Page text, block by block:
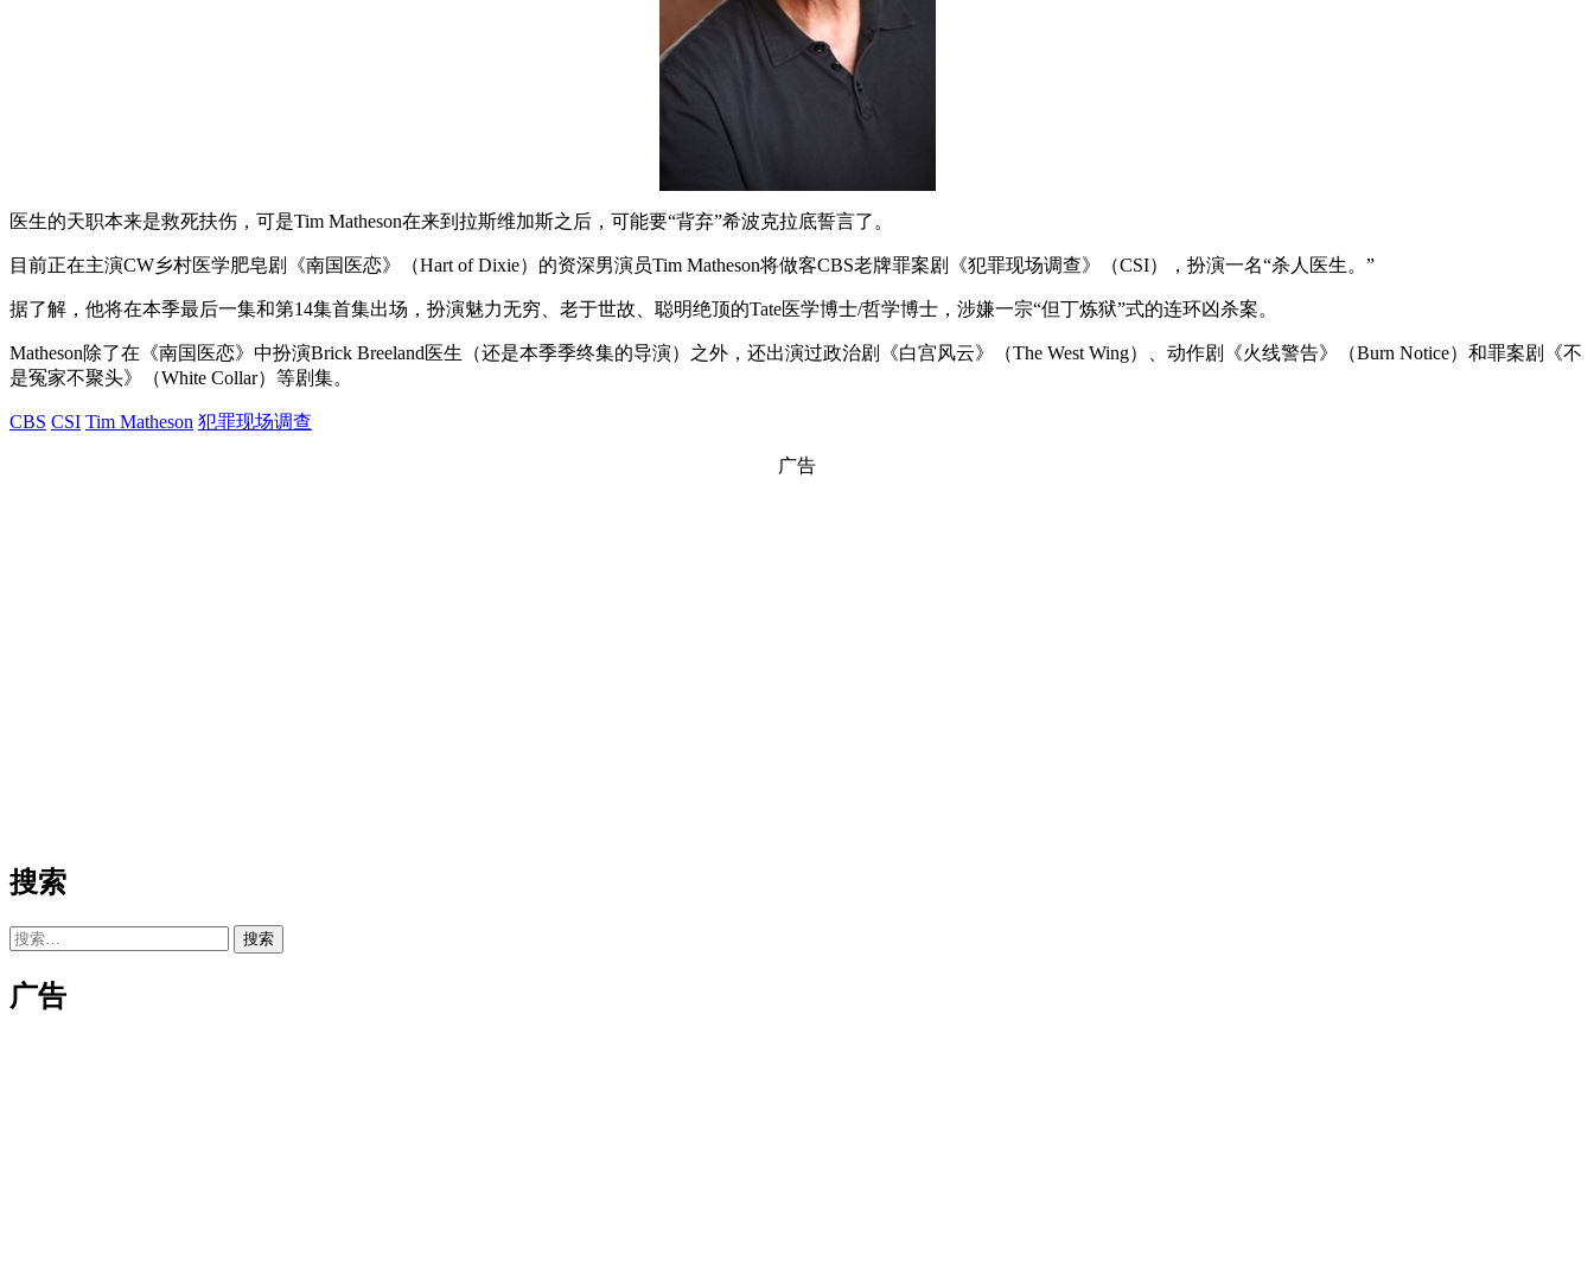
医生的天职本来是救死扶伤，可是Tim Matheson在来到拉斯维加斯之后，可能要“背弃”希波克拉底誓言了。
目前正在主演CW乡村医学肥皂剧《南国医恋》（Hart of Dixie）的资深男演员Tim Matheson将做客CBS老牌罪案剧《犯罪现场调查》（CSI），扮演一名“杀人医生。”
据了解，他将在本季最后一集和第14集首集出场，扮演魅力无穷、老于世故、聪明绝顶的Tate医学博士/哲学博士，涉嫌一宗“但丁炼狱”式的连环凶杀案。
Matheson除了在《南国医恋》中扮演Brick Breeland医生（还是本季季终集的导演）之外，还出演过政治剧《白宫风云》（The West Wing）、动作剧《火线警告》（Burn Notice）和罪案剧《不
是冤家不聚头》（White Collar）等剧集。
CBS CSI Tim Matheson 犯罪现场调查
广告
搜索
搜
广告